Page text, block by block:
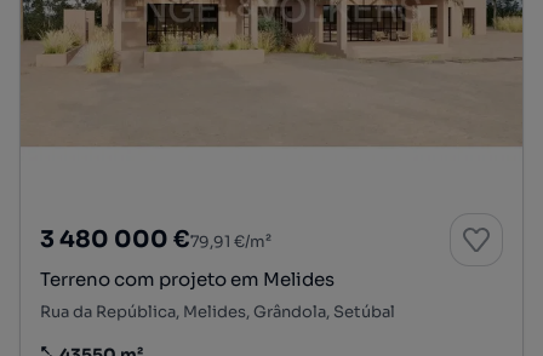
3 480 000 €79,91 €/m²
Terreno com projeto em Melides
Rua da República, Melides, Grândola, Setúbal